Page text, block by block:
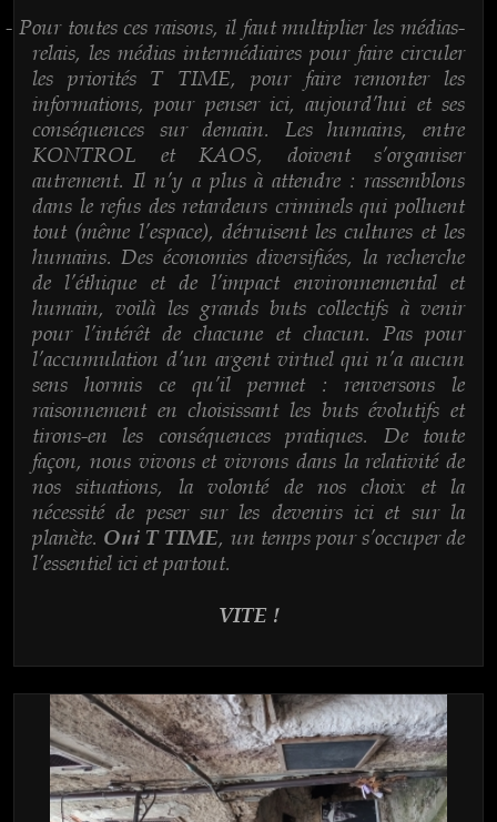
- Pour toutes ces raisons, il faut multiplier les médias-
relais, les médias intermédiaires pour faire circuler
les priorités T TIME, pour faire remonter les
informations, pour penser ici, aujourd’hui et ses
conséquences sur demain. Les humains, entre
KONTROL et KAOS, doivent s’organiser
autrement. Il n’y a plus à attendre : rassemblons
dans le refus des retardeurs criminels qui polluent
tout (même l’espace), détruisent les cultures et les
humains. Des économies diversifiées, la recherche
de l’éthique et de l’impact environnemental et
humain, voilà les grands buts collectifs à venir
pour l’intérêt de chacune et chacun. Pas pour
l’accumulation d’un argent virtuel qui n’a aucun
sens hormis ce qu’il permet : renversons le
raisonnement en choisissant les buts évolutifs et
tirons-en les conséquences pratiques. De toute
façon, nous vivons et vivrons dans la relativité de
nos situations, la volonté de nos choix et la
nécessité de peser sur les devenirs ici et sur la
planète. Oui T TIME, un temps pour s’occuper de
l’essentiel ici et partout.
VITE !